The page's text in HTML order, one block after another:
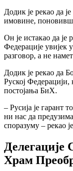
Додик је рекао да
имовине,
Он је истакао да је
Федерације увијек
разговор, а не
Додик је рекао да
Руској Федерацији,
постојања БиХ.
– Русија је гарант
ни нас да
споразуму – рекао
Делегације
Храм